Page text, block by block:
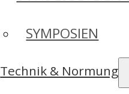
SYMPOSIEN
Technik & Normung